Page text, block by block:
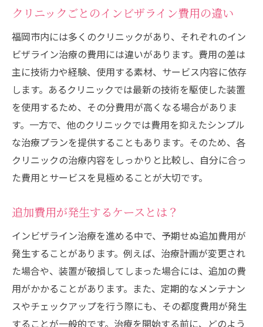
の重要性
予算計画を立てるメリット
費用対効果を最大化するには
インビザラインを選ぶ際の経済的判断
隠れたコストを見逃さない方法
継続的なコスト管理のテクニック
価格交渉のポイント
福岡市のインビザライン治療費用を比較する方
法を解説
オンラインでの情報収集方法
直接訪問して得られる情報
口コミサイトの活用法と注意点
治療実績から見る費用の妥当性
定期的なクリニック訪問の重要性
インビザライン費用を抑えるための福岡市の選
クリニックごとのインビザライン費用の違い
福岡市内には多くのクリニックがあり、それぞれのイン
ビザライン治療の費用には違いがあります。費用の差は
主に技術力や経験、使用する素材、サービス内容に依存
します。あるクリニックでは最新の技術を駆使した装置
を使用するため、その分費用が高くなる場合がありま
す。一方で、他のクリニックでは費用を抑えたシンプル
な治療プランを提供することもあります。そのため、各
クリニックの治療内容をしっかりと比較し、自分に合っ
た費用とサービスを見極めることが大切です。
追加費用が発生するケースとは？
インビザライン治療を進める中で、予期せぬ追加費用が
発生することがあります。例えば、治療計画が変更され
た場合や、装置が破損してしまった場合には、追加の費
用がかかることがあります。また、定期的なメンテナン
スやチェックアップを行う際にも、その都度費用が発生
することが一般的です。治療を開始する前に、どのよう